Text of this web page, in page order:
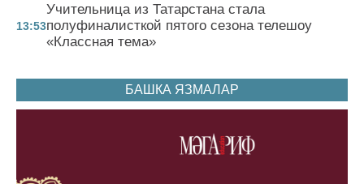
13:53
Учительница из Татарстана стала
полуфиналисткой пятого сезона телешоу
«Классная тема»
БАШКА ЯЗМАЛАР